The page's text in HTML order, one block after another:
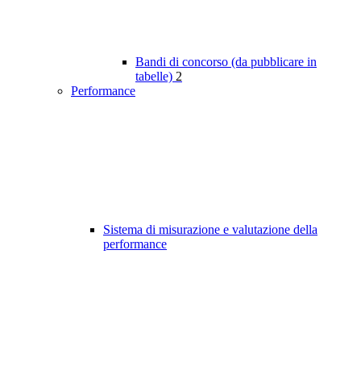
Bandi di concorso (da pubblicare in
tabelle) 2
Performance
Sistema di misurazione e valutazione della
performance